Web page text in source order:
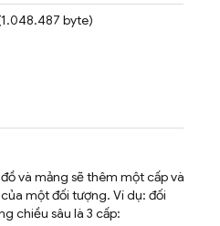
byte)
và mảng sẽ thêm một cấp vào
một đối tượng. Ví dụ: đối
chiều sâu là 3 cấp: